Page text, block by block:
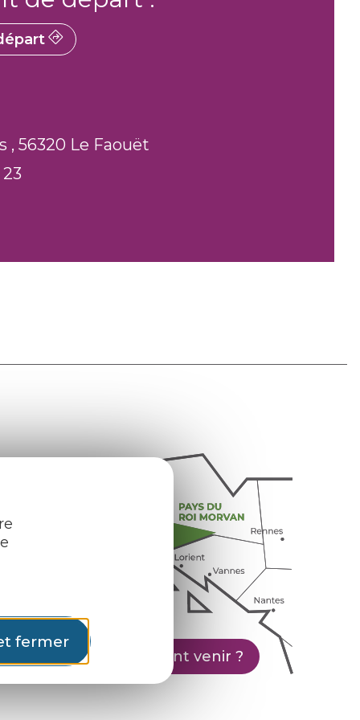
fermer
, 56320 Le Faouët
Comment venir ?